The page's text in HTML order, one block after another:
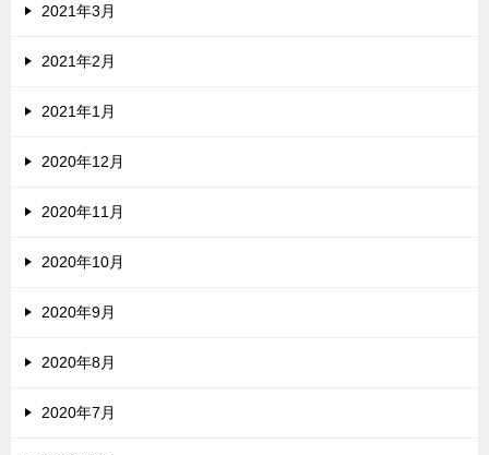
2021年3月
2021年2月
2021年1月
2020年12月
2020年11月
2020年10月
2020年9月
2020年8月
2020年7月